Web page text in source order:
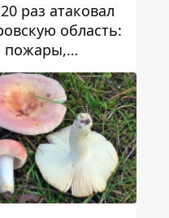
раз атаковал
область:
пожары,
дома,
и авто